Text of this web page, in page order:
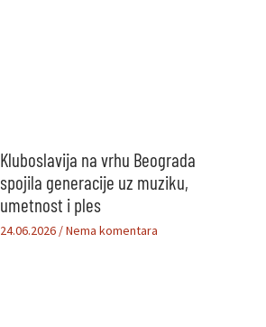
Kluboslavija na vrhu Beograda
spojila generacije uz muziku,
umetnost i ples
24.06.2026 Nema komentara